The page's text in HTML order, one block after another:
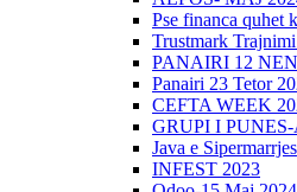
Pse financa quhet
Trustmark
PANAIRI 12
Panairi 23 Tetor
CEFTA WEEK
GRUPI I
Java e Sipermarrjes
INFEST 2023